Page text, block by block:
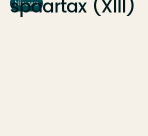
spaartax (XIII)
Nieuws